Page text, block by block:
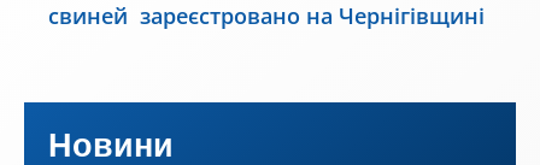
свиней зареєстровано на Чернігівщині
Новини